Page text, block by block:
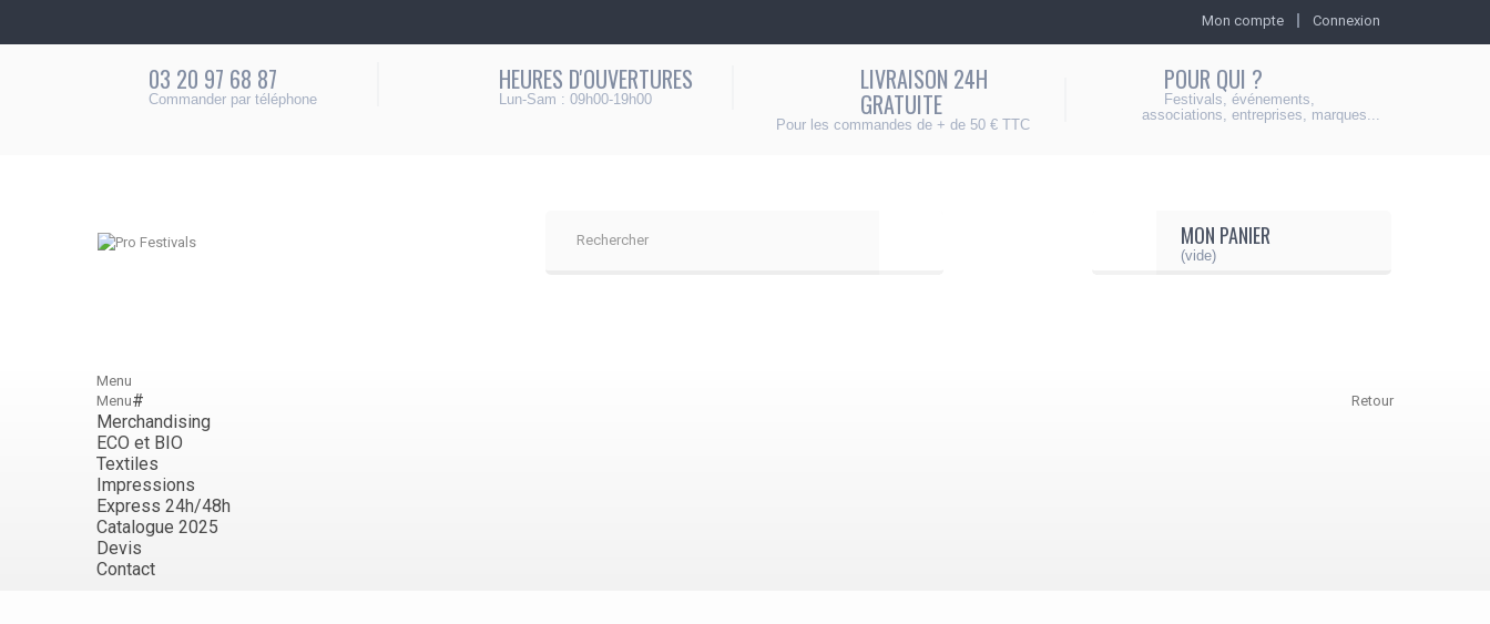
Mon compte Connexion
03 20 97 68 87
Commander par téléphone
HEURES D'OUVERTURES
Lun-Sam : 09h00-19h00
LIVRAISON 24H
GRATUITE
Pour les commandes de + de 50 € TTC
POUR QUI ?
Festivals, événements,
associations, entreprises, marques...
MON PANIER
(vide)
Menu
Menu
Retour
#
Merchandising
ECO et BIO
Textiles
Impressions
Express 24h/48h
Catalogue 2025
Devis
Contact